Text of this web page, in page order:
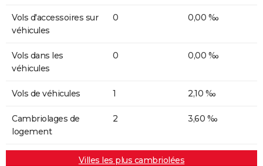
Vols d'accessoires sur
véhicules
0 0,00 ‰
Vols dans les
véhicules
0 0,00 ‰
Vols de véhicules 1 2,10 ‰
Cambriolages de
logement
2 3,60 ‰
Villes les plus cambriolées